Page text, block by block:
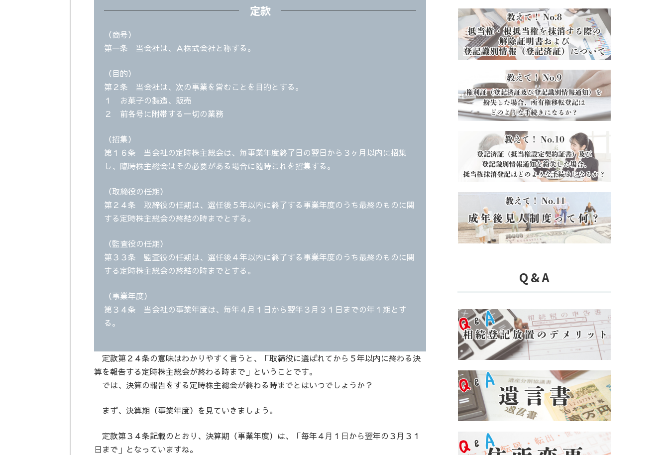
定款
（商号）
第一条 当会社は、Ａ株式会社と称する。
（目的）
第２条 当会社は、次の事業を営むことを目的とする。
１ お菓子の製造、販売
２ 前各号に附帯する一切の業務
（招集）
第１６条 当会社の定時株主総会は、毎事業年度終了日の翌日から３ヶ月以内に招集
し、臨時株主総会はその必要がある場合に随時これを招集する。
（取締役の任期）
第２４条 取締役の任期は、選任後５年以内に終了する事業年度のうち最終のものに関
する定時株主総会の終結の時までとする。
（監査役の任期）
第３３条 監査役の任期は、選任後４年以内に終了する事業年度のうち最終のものに関
する定時株主総会の終結の時までとする。
（事業年度）
第３４条 当会社の事業年度は、毎年４月１日から翌年３月３１日までの年１期とす
る。
定款第２４条の意味はわかりやすく言うと、「取締役に選ばれてから５年以内に終わる決
算を報告する定時株主総会が終わる時まで」ということです。
では、決算の報告をする定時株主総会が終わる時までとはいつでしょうか？
まず、決算期（事業年度）を見ていきましょう。
定款第３４条記載のとおり、決算期（事業年度）は、「毎年４月１日から翌年の３月３１
日まで」となっていますね。
Q & A